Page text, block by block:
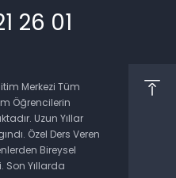
26 01
Merkezi Tüm
Öğrencilerin
Uzun Yıllar
Özel Ders Veren
Bireysel
Son Yıllarda